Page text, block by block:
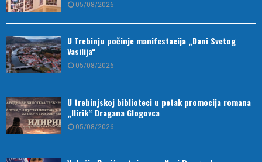
05/08/2026
U Trebinju počinje manifestacija „Dani Svetog
Vasilija“
05/08/2026
U trebinjskoj biblioteci u petak promocija romana
„Ilirik“ Dragana Glogovca
05/08/2026